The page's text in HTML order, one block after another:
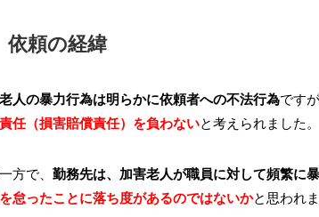
依頼の経緯
人の暴力行為は明らかに依頼者への不法行為ですが
任（損害賠償責任）を負わないと考えられました。
方で、 勤務先は、加害老人が職員に対して頻繁に
怠ったことに落ち度があるのではないかと思われま
緊
応
り
西山孝子
2025.10.03.
河口先生と出会い１０年以上になり、
すく説明をしたて助けていただきまし
た。
先生の素晴らしい所は、相談者の仕事